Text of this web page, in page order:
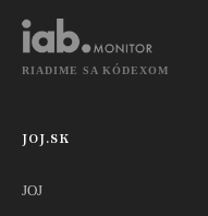
RIADIME SA KÓDEXOM
JOJ.SK
JOJ